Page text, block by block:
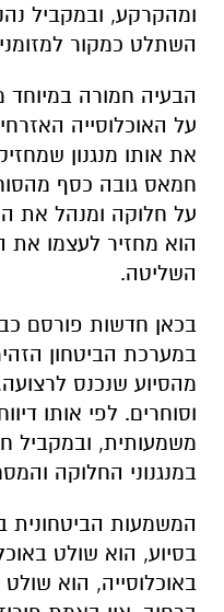
ומהקרקע, ובמקביל
השתלט כמקור
הבעיה חמורה
על האוכלוסייה
את אותו מנגנון
חמאס גובה כסף
על חלוקה ומנהל את
הוא מחזיר לעצמו
השליטה.
בכאן חדשות פורסם
במערכת הביטחון
מהסיוע שנכנס
וסוחרים. לפי אותו
משמעותית, ובמקביל
במנגנוני החלוקה
המשמעות הביטחונית
בסיוע, הוא שולט
באוכלוסייה, הוא